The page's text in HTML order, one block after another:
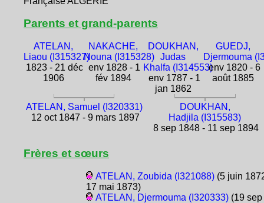
Parents et grand-parents
ATELAN,
Liaou (I315327)
1823 - 21 déc
1906
NAKACHE,
Nouna (I315328)
env 1828 - 1
fév 1894
DOUKHAN,
Judas
Khalfa (I314553)
env 1787 - 1
jan 1862
GUEDJ,
Djermouma
env 1820 - 6
août 1885
ATELAN, Samuel (I320331)
12 oct 1847 - 9 mars 1897
DOUKHAN,
Hadjila (I315583)
8 sep 1848 - 11 sep 1894
Frères et sœurs
ATELAN, Zoubida (I321088)(5 juin
17 mai 1873)
ATELAN, Djermouma (I320333)(19 sep